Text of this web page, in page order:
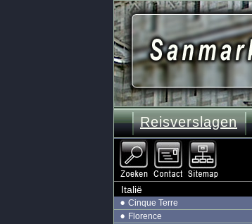
Reisverslagen
Italië
Cinque Terre
Florence